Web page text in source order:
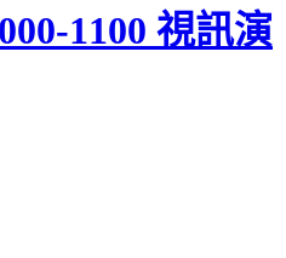
1100 視訊演